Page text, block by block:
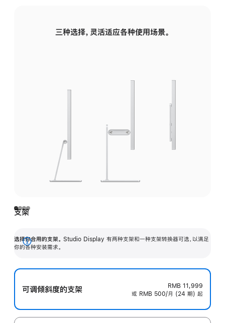
三种选择，灵活适应各种使用场景。
支架
选择你合用的支架。 Studio Display 有两种支架和一种支架转换器可选，以满足
你的各种安装需求。
展
可调倾斜度的支架
RMB 11,999
或 RMB 500/月 (24 期) 起